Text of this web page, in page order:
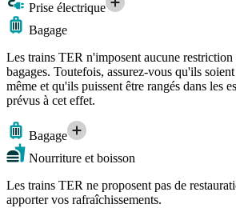
Prise électrique
Bagage
Les trains TER n'imposent aucune restriction
bagages. Toutefois, assurez-vous qu'ils
même et qu'ils puissent être rangés dans les
prévus à cet effet.
Bagage
Nourriture et boisson
Les trains TER ne proposent pas de
apporter vos rafraîchissements.